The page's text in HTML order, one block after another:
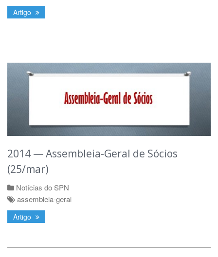
Artigo
2014 — Assembleia-Geral de Sócios
(25/mar)
Notícias do SPN
assembleia-geral
Artigo